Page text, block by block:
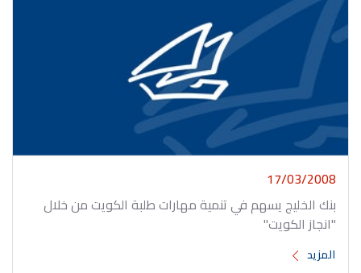
17/03/2008
بنك الخليج يسهم في تنمية مهارات طلبة الكويت من خلال
"انجاز الكويت"
المزيد